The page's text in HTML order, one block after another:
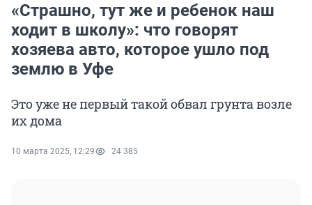
«Страшно, тут же и ребенок наш
ходит в школу»: что говорят
хозяева авто, которое ушло под
землю в Уфе
Это уже не первый такой обвал грунта возле
их дома
10 марта 2025, 12:29 24 385